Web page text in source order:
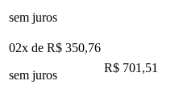
sem juros
02x de R$ 350,76
sem juros
R$ 701,51